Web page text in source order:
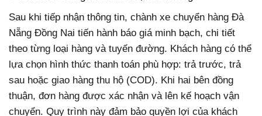
Sau khi tiếp nhận thông tin, chành xe chuyển hàng Đà
Nẵng Đồng Nai tiến hành báo giá minh bạch, chi tiết
theo từng loại hàng và tuyến đường. Khách hàng có thể
lựa chọn hình thức thanh toán phù hợp: trả trước, trả
sau hoặc giao hàng thu hộ (COD). Khi hai bên đồng
thuận, đơn hàng được xác nhận và lên kế hoạch vận
chuyển. Quy trình này đảm bảo quyền lợi của khách